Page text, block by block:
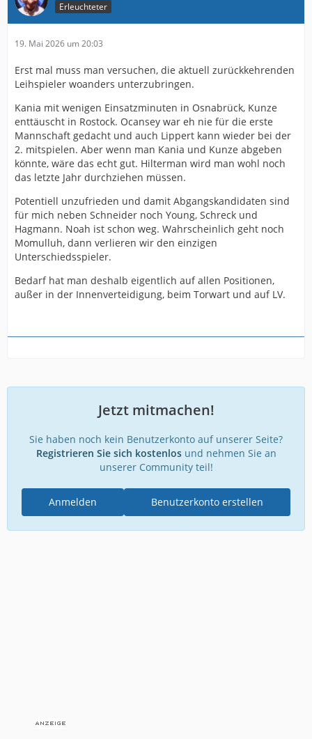
Erleuchteter
19. Mai 2026 um 20:03
Erst mal muss man versuchen, die aktuell zurückkehrenden
Leihspieler woanders unterzubringen.
Kania mit wenigen Einsatzminuten in Osnabrück, Kunze
enttäuscht in Rostock. Ocansey war eh nie für die erste
Mannschaft gedacht und auch Lippert kann wieder bei der
2. mitspielen. Aber wenn man Kania und Kunze abgeben
könnte, wäre das echt gut. Hilterman wird man wohl noch
das letzte Jahr durchziehen müssen.
Potentiell unzufrieden und damit Abgangskandidaten sind
für mich neben Schneider noch Young, Schreck und
Hagmann. Noah ist schon weg. Wahrscheinlich geht noch
Momulluh, dann verlieren wir den einzigen
Unterschiedsspieler.
Bedarf hat man deshalb eigentlich auf allen Positionen,
außer in der Innenverteidigung, beim Torwart und auf LV.
Jetzt mitmachen!
Sie haben noch kein Benutzerkonto auf unserer Seite?
Registrieren Sie sich kostenlosund nehmen Sie an
unserer Community teil!
Benutzerkonto erstellen
Anmelden